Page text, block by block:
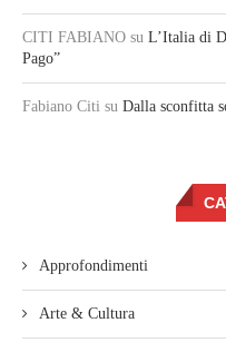
CITI FABIANO su L’Italia di
Pago”
Fabiano Citi su Dalla sconfitta
Approfondimenti
Arte & Cultura